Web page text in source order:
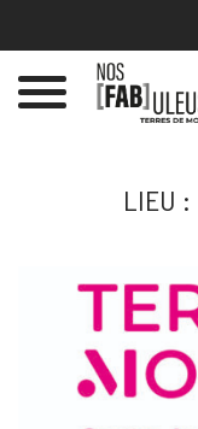
Toggle
LIEU :